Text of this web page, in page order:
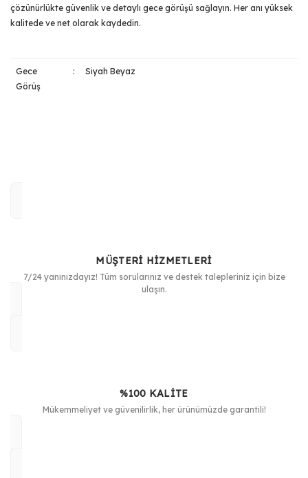
çözünürlükte güvenlik ve detaylı gece görüşü sağlayın. Her anı yüksek
kalitede ve net olarak kaydedin.
Gece
Görüş
: Siyah Beyaz
Ürün bilgilerinde hatalar bulunuyor.
Ürün fiyatı diğer sitelerden daha pahalı.
Gönder
MÜŞTERİ HİZMETLERİ
7/24 yanınızdayız! Tüm sorularınız ve destek talepleriniz için bize
ulaşın.
%100 KALİTE
Mükemmeliyet ve güvenilirlik, her ürünümüzde garantili!